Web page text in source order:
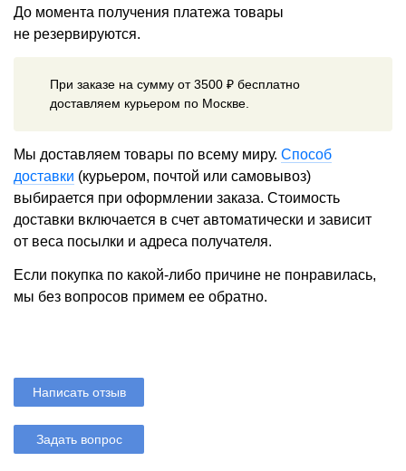
До момента получения платежа товары
не резервируются.
При заказе на сумму от 3500 ₽ бесплатно
доставляем курьером по Москве.
Мы доставляем товары по всему миру. Способ
доставки (курьером, почтой или самовывоз)
выбирается при оформлении заказа. Стоимость
доставки включается в счет автоматически и зависит
от веса посылки и адреса получателя.
Если покупка по какой-либо причине не понравилась,
мы без вопросов примем ее обратно.
Написать отзыв
Задать вопрос